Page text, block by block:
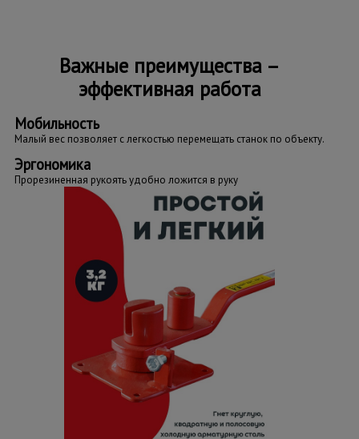
Важные преимущества –
эффективная работа
Мобильность
Малый вес позволяет с легкостью перемещать станок по объекту.
Эргономика
Прорезиненная рукоять удобно ложится в руку